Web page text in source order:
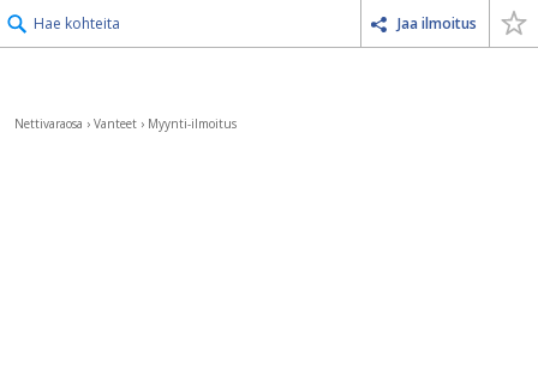
Hae kohteita Jaa ilmoitus
Nettivaraosa › Vanteet › Myynti-ilmoitus